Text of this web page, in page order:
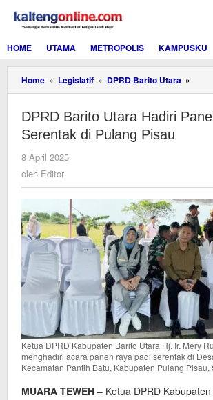
konten
HOME
UTAMA METROPOLIS KAMPUSKU
Home » Legislatif » DPRD Barito Utara »
Pisau
DPRD Barito Utara Hadiri
Serentak di Pulang Pisau
8 April 2025
oleh Editor
Ketua DPRD Kabupaten Barito Utara Hj. Ir. Mery
menghadiri acara panen raya padi serentak di
Kecamatan Pantih Batu, Kabupaten Pulang Pisau,
MUARA TEWEH – Ketua DPRD